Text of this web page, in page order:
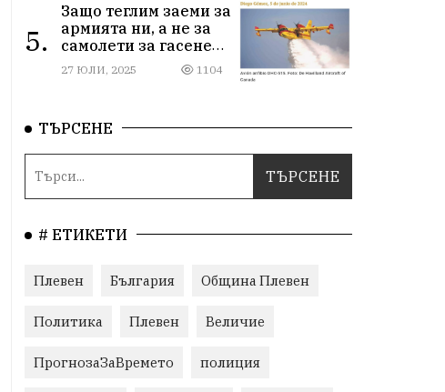
5.
Защо теглим заеми за
армията ни, а не за
самолети за гасене
на пожари
27 ЮЛИ, 2025 1104
ТЪРСЕНЕ
# ЕТИКЕТИ
Плевен България Община Плевен
Политика Плевен Величие
ПрогнозаЗаВремето полиция